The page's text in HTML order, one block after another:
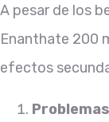
A pesar de los
Enanthate 200
efectos